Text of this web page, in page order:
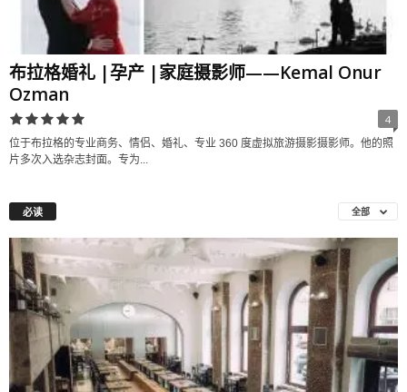
布拉格婚礼 |孕产 |家庭摄影师——Kemal Onur
Ozman
4
位于布拉格的专业商务、情侣、婚礼、专业 360 度虚拟旅游摄影摄影师。他的照
片多次入选杂志封面。专为...
必读 全部